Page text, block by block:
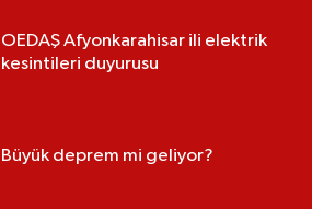
OEDAŞ Afyonkarahisar ili elektrik
kesintileri duyurusu
Büyük deprem mi geliyor?